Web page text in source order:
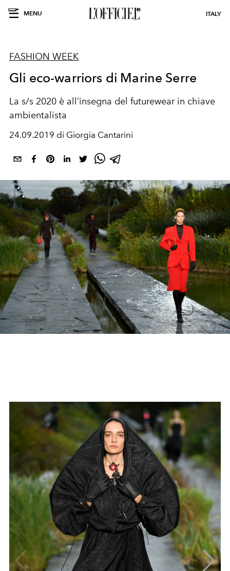
MENU ITALY
FASHION WEEK
Gli eco-warriors di Marine Serre
La s/s 2020 è all’insegna del futurewear in chiave
ambientalista
24.09.2019 di Giorgia Cantarini